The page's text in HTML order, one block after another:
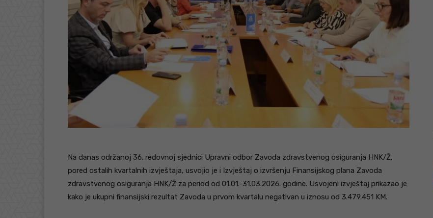
Na danas održanoj 36. redovnoj sjednici Upravni odbor Zavoda zdravstvenog osiguranja HNK/Ž,
pored ostalih kvartalnih izvještaja, usvojio je i Izvještaj o izvršenju Finansijskog plana Zavoda
zdravstvenog osiguranja HNK/Ž za period od 01.01.-31.03.2026. godine. Usvojeni izvještaj prikazao je
kako je ukupni finansijski rezultat Zavoda u prvom kvartalu negativan u iznosu od 3.479.451 KM.